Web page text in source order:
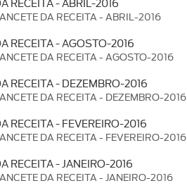
RECEITA - ABRIL-2016
DA RECEITA - ABRIL-2016
RECEITA - AGOSTO-2016
DA RECEITA - AGOSTO-2016
RECEITA - DEZEMBRO-2016
DA RECEITA - DEZEMBRO-2016
RECEITA - FEVEREIRO-2016
DA RECEITA - FEVEREIRO-2016
RECEITA - JANEIRO-2016
DA RECEITA - JANEIRO-2016